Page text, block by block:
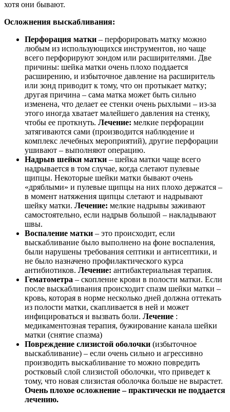
хотя они бывают.
Осложнения выскабливания:
Перфорация матки – перфорировать матку можно
любым из использующихся инструментов, но чаще
всего перфорируют зондом или расширителями. Две
причины: шейка матки очень плохо поддается
расширению, и избыточное давление на расширитель
или зонд приводит к тому, что он протыкает матку;
другая причина – сама матка может быть сильно
изменена, что делает ее стенки очень рыхлыми – из-за
этого иногда хватает малейшего давления на стенку,
чтобы ее проткнуть. Лечение: мелкие перфорации
затягиваются сами (производится наблюдение и
комплекс лечебных мероприятий), другие перфорации
ушивают – выполняют операцию.
Надрыв шейки матки – шейка матки чаще всего
надрывается в том случае, когда слетают пулевые
щипцы. Некоторые шейки матки бывают очень
«дряблыми» и пулевые щипцы на них плохо держатся –
в момент натяжения щипцы слетают и надрывают
шейку матки. Лечение: мелкие надрывы заживают
самостоятельно, если надрыв большой – накладывают
швы.
Воспаление матки – это происходит, если
выскабливание было выполнено на фоне воспаления,
были нарушены требования септики и антисептики, и
не было назначено профилактического курса
антибиотиков. Лечение: антибактериальная терапия.
Гематометра – скопление крови в полости матки. Если
после выскабливания происходит спазм шейки матки –
кровь, которая в норме несколько дней должна оттекать
из полости матки, скапливается в ней и может
инфицироваться и вызвать боли. Лечение :
медикаментозная терапия, бужирование канала шейки
матки (снятие спазма)
Повреждение слизистой оболочки (избыточное
выскабливание) – если очень сильно и агрессивно
производить выскабливание то можно повредить
ростковый слой слизистой оболочки, что приведет к
тому, что новая слизистая оболочка больше не вырастет.
Очень плохое осложнение – практически не поддается
лечению.